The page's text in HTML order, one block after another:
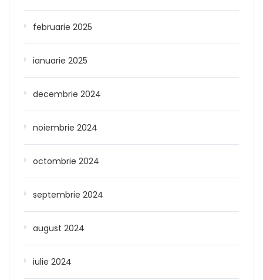
februarie 2025
ianuarie 2025
decembrie 2024
noiembrie 2024
octombrie 2024
septembrie 2024
august 2024
iulie 2024